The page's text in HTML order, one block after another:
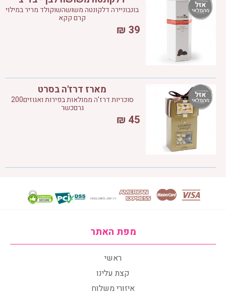
בונבוניירה דלקונטה משושהשוקולד מריר במילוי
קרם קקא
39
₪
מארז דרז'ה בסרט
סוכריות דרז'ה ממולאות בפירות ואגוזים200
גרםכשר
45
₪
מפת האתר
ראשי
קצת עלינו
איזורי משלוח